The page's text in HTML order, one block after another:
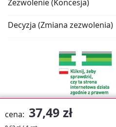
cena: 37,49 zł
Zezwolenie (Koncesja)
Decyzja (Zmiana zezwolenia)